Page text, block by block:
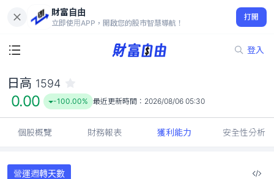
財富自由
立即使用APP，開啟您的股市智慧導航！
打開
登入
0.00
-100.00%
日高 1594
0.00 -100.00% 最近更新時間： 2026/08/06 05:30
個股概覽 財務報表 獲利能力 安全性分析
營運週轉天數